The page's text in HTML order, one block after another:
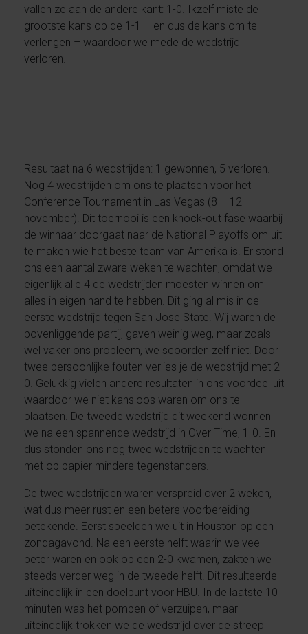
vallen ze aan de andere kant: 1-0. Ikzelf miste de
grootste kans op de 1-1 – en dus de kans om te
verlengen – waardoor we mede de wedstrijd
verloren.
Resultaat na 6 wedstrijden: 1 gewonnen, 5 verloren.
Nog 4 wedstrijden om ons te plaatsen voor het
Conference Tournament in Las Vegas (8 – 12
november). Dit toernooi is een knock-out fase waarbij
de winnaar doorgaat naar de National Playoffs om uit
te maken wie het beste team van Amerika is. Er stond
ons een aantal zware weken te wachten, omdat we
eigenlijk alle 4 de wedstrijden moesten winnen om
alles in eigen hand te hebben. Dit ging al mis in de
eerste wedstrijd tegen San Jose State. Wij waren de
bovenliggende partij, gaven weinig weg, maar zoals
wel vaker ons probleem, we scoorden zelf niet. Door
twee persoonlijke fouten verlies je de wedstrijd met 2-
0. Gelukkig vielen andere resultaten in ons voordeel uit
waardoor we niet kansloos waren om ons te
plaatsen. De tweede wedstrijd dit weekend wonnen
we na een spannende wedstrijd in Over Time, 1-0. En
dus stonden ons nog twee wedstrijden te wachten
met op papier mindere tegenstanders.
De twee wedstrijden waren verspreid over 2 weken,
wat dus meer rust en een betere voorbereiding
betekende. Eerst speelden we uit in Houston op een
zondagavond. Na een eerste helft waarin we veel
beter waren en ook op een 2-0 kwamen, zakten we
steeds verder weg in de tweede helft. Dit resulteerde
uiteindelijk in een doelpunt voor HBU. In de laatste 10
minuten was het pompen of verzuipen, maar
uiteindelijk trokken we de wedstrijd over de streep